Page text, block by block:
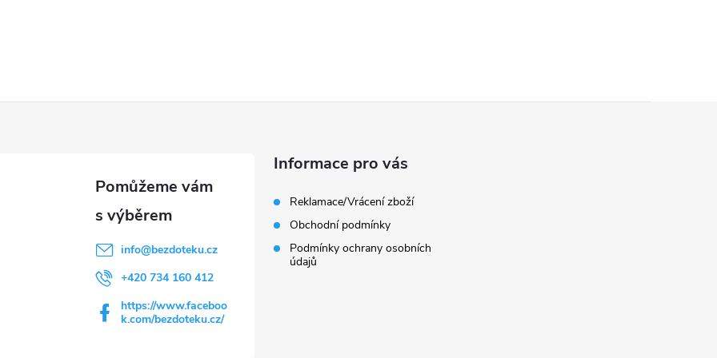
info@bezdoteku.cz
+420 734 160 412
https://www.faceboo
k.com/bezdoteku.cz/
Informace pro vás
Reklamace/Vrácení zboží
Obchodní podmínky
Podmínky ochrany osobních
údajů